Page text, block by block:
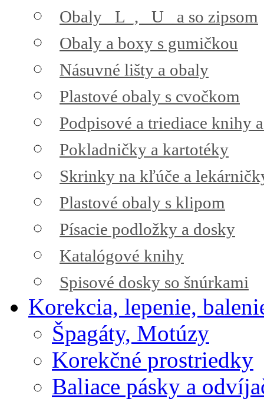
Obaly _L_, _U_ a so zipsom
Obaly a boxy s gumičkou
Násuvné lišty a obaly
Plastové obaly s cvočkom
Podpisové a triediace knihy
Pokladničky a kartotéky
Skrinky na kľúče a
Plastové obaly s klipom
Písacie podložky a dosky
Katalógové knihy
Spisové dosky so šnúrkami
Korekcia, lepenie,
Špagáty, Motúzy
Korekčné prostriedky
Baliace pásky a